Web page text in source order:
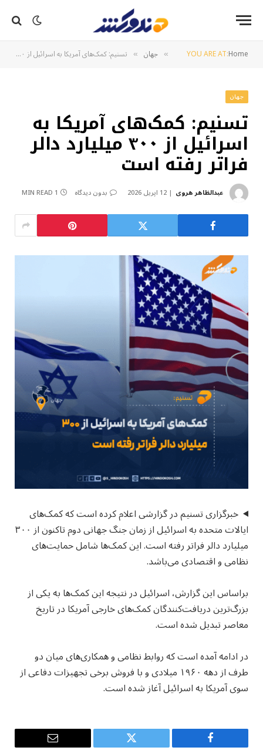
YOU ARE AT:Home
» جهان » تسنیم: کمک‌های آمریکا به اسرائیل از ۳۰۰ میلیارد دالر فراتر رفته است
جهان
تسنیم: کمک‌های آمریکا به
اسرائیل از ۳۰۰ میلیارد دالر
فراتر رفته است
عبدالظاهر هروی 12 اپریل 2026 بدون دیدگاه 1 MIN READ
خبرگزاری تسنیم در گزارشی اعلام کرده است که کمک‌های
ایالات متحده به اسرائیل از زمان جنگ جهانی دوم تاکنون از ۳۰۰
میلیارد دالر فراتر رفته است. این کمک‌ها شامل حمایت‌های
نظامی و اقتصادی می‌باشد.
براساس این گزارش، اسرائیل در نتیجه این کمک‌ها به یکی از
بزرگ‌ترین دریافت‌کنندگان کمک‌های خارجی آمریکا در تاریخ
معاصر تبدیل شده است.
در ادامه آمده است که روابط نظامی و همکاری‌های میان دو
طرف از دهه ۱۹۶۰ میلادی و با فروش برخی تجهیزات دفاعی از
سوی آمریکا به اسرائیل آغاز شده است.
Facebook
Twitter
Email